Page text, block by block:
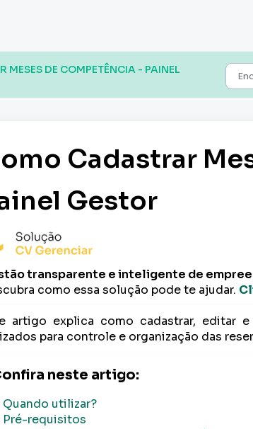
MESES DE COMPETÊNCIA - PAINEL
Cadastrar
Gestor
transparente e inteligente de
como essa solução pode te ajudar.
artigo explica como cadastrar, editar
para controle e organização das
neste artigo:
Quando utilizar?
Pré-requisitos